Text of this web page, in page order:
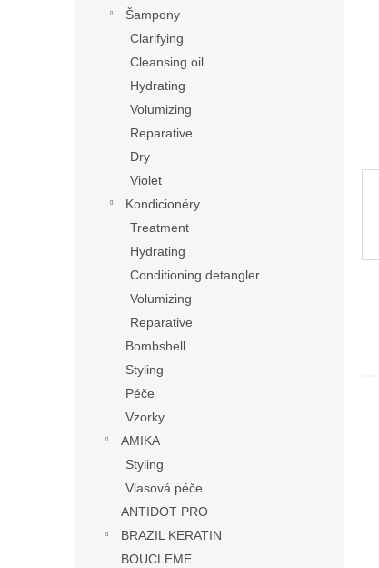
Šampony
Clarifying
Cleansing oil
Hydrating
Volumizing
Reparative
Dry
Violet
Kondicionéry
Treatment
Hydrating
Conditioning detangler
Volumizing
Reparative
Bombshell
Styling
Péče
Vzorky
AMIKA
Styling
Vlasová péče
ANTIDOT PRO
BRAZIL KERATIN
BOUCLEME